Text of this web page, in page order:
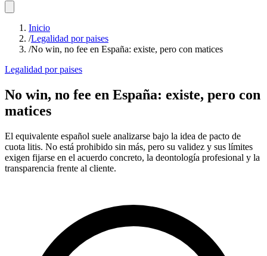
Inicio
/Legalidad por paises
/No win, no fee en España: existe, pero con matices
Legalidad por paises
No win, no fee en España: existe, pero con
matices
El equivalente español suele analizarse bajo la idea de pacto de
cuota litis. No está prohibido sin más, pero su validez y sus límites
exigen fijarse en el acuerdo concreto, la deontología profesional y la
transparencia frente al cliente.